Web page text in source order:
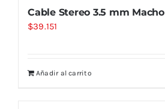
Cable Stereo 3.5 mm
$39.151
Añadir al carrito